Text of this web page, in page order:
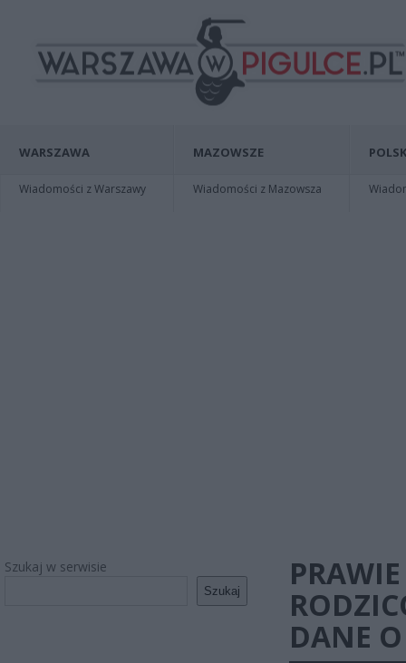
WARSZAWA
Wiadomości z Warszawy
MAZOWSZE
Wiadomości z Mazowsza
Szukaj w serwisie
Szukaj
DANE